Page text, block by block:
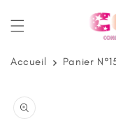
au
Accueil Panier
informations
produits